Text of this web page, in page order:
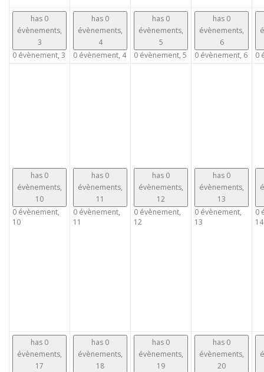
has 0
évènements,
3
0 évènement, 3
has 0
évènements,
4
0 évènement, 4
has 0
évènements,
5
0 évènement, 5
has 0
évènements,
6
0 évènement, 6 0
has 0
évènements,
10
0 évènement,
10
has 0
évènements,
11
0 évènement,
11
has 0
évènements,
12
0 évènement,
12
has 0
évènements,
13
0 évènement,
13
0
14
has 0
évènements,
17
has 0
évènements,
18
has 0
évènements,
19
has 0
évènements,
20